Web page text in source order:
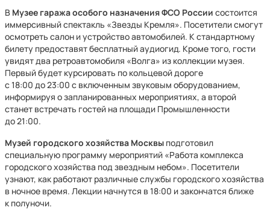
В Музее гаража особого назначения ФСО России состоится
иммерсивный спектакль «Звезды Кремля». Посетители смогут
осмотреть салон и устройство автомобилей. К стандартному
билету предоставят бесплатный аудиогид. Кроме того, гости
увидят два ретроавтомобиля «Волга» из коллекции музея.
Первый будет курсировать по кольцевой дороге
с 18:00 до 23:00 с включенным звуковым оборудованием,
информируя о запланированных мероприятиях, а второй
станет встречать гостей на площади Промышленности
до 21:00.
Музей городского хозяйства Москвы подготовил
специальную программу мероприятий «Работа комплекса
городского хозяйства под звездным небом». Посетители
узнают, как работают различные службы городского хозяйства
в ночное время. Лекции начнутся в 18:00 и закончатся ближе
к полуночи.